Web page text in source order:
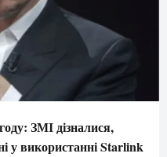
ЗМІ дізналися,
у використанні Starlink